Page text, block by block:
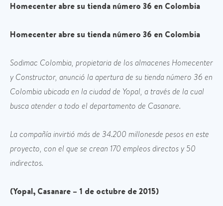
Homecenter abre su tienda número 36 en Colombia
Homecenter abre su tienda número 36 en Colombia
Sodimac Colombia, propietaria de los almacenes Homecenter
y Constructor, anunció la apertura de su tienda número 36 en
Colombia ubicada en la ciudad de Yopal, a través de la cual
busca atender a todo el departamento de Casanare.
La compañía invirtió más de 34.200 millonesde pesos en este
proyecto, con el que se crean 170 empleos directos y 50
indirectos.
(Yopal, Casanare – 1 de octubre de 2015)